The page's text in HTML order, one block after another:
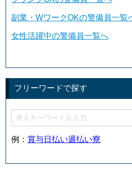
副業・WワークOKの警備員一覧
女性活躍中の警備員一覧へ
フリーワードで探す
例： 賞与日払い週払い寮